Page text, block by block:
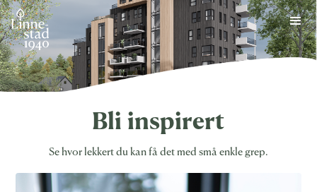
Skip
to
content
Bli inspirert
Se hvor lekkert du kan få det med små enkle grep.